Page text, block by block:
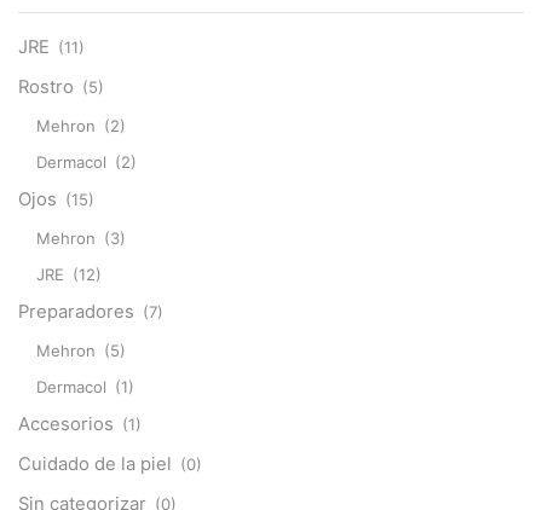
JRE (11)
Rostro (5)
Mehron (2)
Dermacol (2)
Ojos (15)
Mehron (3)
JRE (12)
Preparadores (7)
Mehron (5)
Dermacol (1)
Accesorios (1)
Cuidado de la piel (0)
Sin categorizar (0)